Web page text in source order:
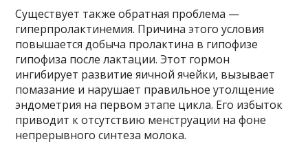
Существует также обратная проблема —
гиперпролактинемия. Причина этого условия
повышается добыча пролактина в гипофизе
гипофиза после лактации. Этот гормон
ингибирует развитие яичной ячейки, вызывает
помазание и нарушает правильное утолщение
эндометрия на первом этапе цикла. Его избыток
приводит к отсутствию менструации на фоне
непрерывного синтеза молока.